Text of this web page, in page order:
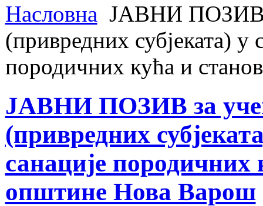
Насловна ЈАВНИ ПОЗИВ
(привредних субјеката) у
породичних кућа и
ЈАВНИ ПОЗИВ за
(привредних
санације породичних
општине Нова Варош